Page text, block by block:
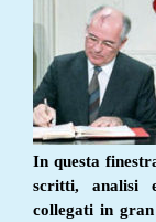
In questa
scritti, analisi
collegati in